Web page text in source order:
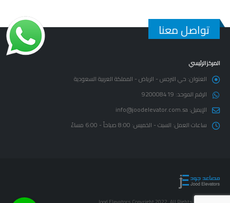
تواصل معنا
المركز الرئيسي
العنوان: حي النرجس - الرياض - المملكة العربية السعودية
الرقم الموحد: 920008419
الإيميل:info@joodelevator.com.sa
ساعات العمل: السبت - الخميس: 8:00 صباحاً - 6:00 مساءً